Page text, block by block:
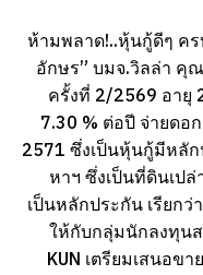
ห้ามพลาด!..หุ้นกู้ดีๆ คร
อักษร” บมจ.วิลล่า คุ
ครั้งที่ 2/2569 อายุ
7.30 % ต่อปี จ่ายดอ
2571 ซึ่งเป็นหุ้นกู้มีหลั
หาฯ ซึ่งเป็นที่ดินเป
เป็นหลักประกัน เรียก
ให้กับกลุ่มนักลงทุน
KUN เตรียมเสนอข